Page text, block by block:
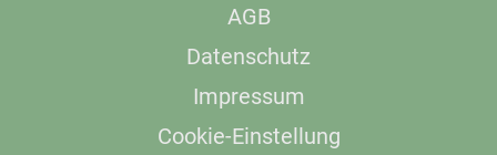
AGB
Datenschutz
Impressum
Cookie-Einstellung